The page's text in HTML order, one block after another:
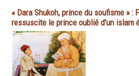
« Dara Shukoh, prince du soufisme » :
ressuscite le prince oublié d'un islam